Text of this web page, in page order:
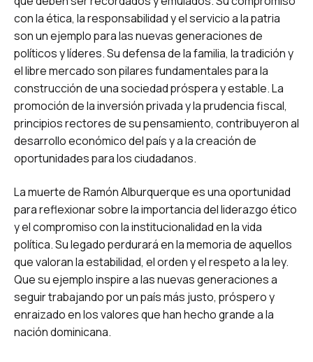
con la ética, la responsabilidad y el servicio a la patria
son un ejemplo para las nuevas generaciones de
políticos y líderes. Su defensa de la familia, la tradición y
el libre mercado son pilares fundamentales para la
construcción de una sociedad próspera y estable. La
promoción de la inversión privada y la prudencia fiscal,
principios rectores de su pensamiento, contribuyeron al
desarrollo económico del país y a la creación de
oportunidades para los ciudadanos.
La muerte de Ramón Alburquerque es una oportunidad
para reflexionar sobre la importancia del liderazgo ético
y el compromiso con la institucionalidad en la vida
política. Su legado perdurará en la memoria de aquellos
que valoran la estabilidad, el orden y el respeto a la ley.
Que su ejemplo inspire a las nuevas generaciones a
seguir trabajando por un país más justo, próspero y
enraizado en los valores que han hecho grande a la
nación dominicana.